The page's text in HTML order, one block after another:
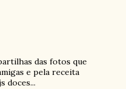
das fotos que
e pela receita
doces...